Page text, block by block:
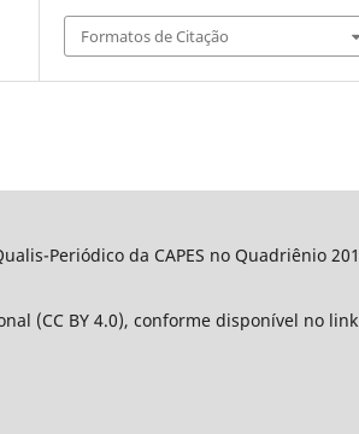
Formatos de Citação
Periódico da CAPES no Quadriênio
(CC BY 4.0), conforme disponível no